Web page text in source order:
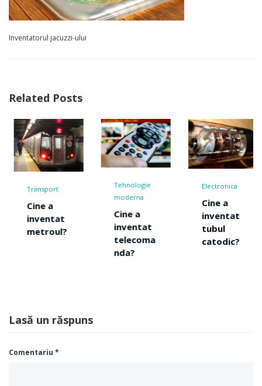
Inventatorul jacuzzi-ului
Related Posts
Transport
Cine a
inventat
metroul?
Tehnologie
moderna
Cine a
inventat
telecoma
nda?
Electronica
Cine a
inventat
tubul
catodic?
Lasă un răspuns
Comentariu *